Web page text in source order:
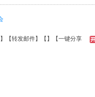
】【转发邮件】【 】 【一键分享